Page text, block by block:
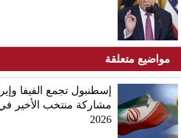
مواضيع متعلقة
إسطنبول تجمع الفيفا
مشاركة منتخب الأخير
2026